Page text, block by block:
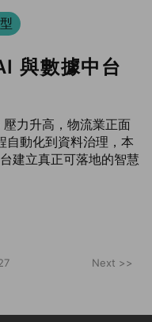
與數據中台
力升高，物流業正面
自動化到資料治理，本
建立真正可落地的智慧
Next >>